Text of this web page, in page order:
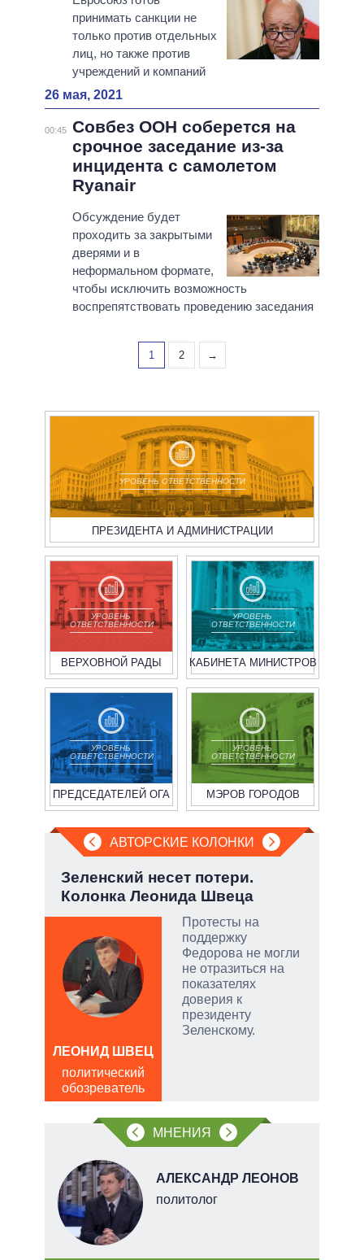
принимать санкции не
только против отдельных
лиц, но также против
учреждений и компаний
26 мая, 2021
00:45 Совбез ООН соберется на
срочное заседание из-за
инцидента с самолетом
Ryanair
Обсуждение будет
проходить за закрытыми
дверями и в
неформальном формате,
чтобы исключить возможность
воспрепятствовать проведению заседания
1 2 →
УРОВЕНЬ ОТВЕТСТВЕННОСТИ
ПРЕЗИДЕНТА И АДМИНИСТРАЦИИ
УРОВЕНЬ
ОТВЕТСТВЕННОСТИ
ВЕРХОВНОЙ РАДЫ
УРОВЕНЬ
ОТВЕТСТВЕННОСТИ
КАБИНЕТА МИНИСТРОВ
УРОВЕНЬ
ОТВЕТСТВЕННОСТИ
ПРЕДСЕДАТЕЛЕЙ ОГА
УРОВЕНЬ
ОТВЕТСТВЕННОСТИ
МЭРОВ ГОРОДОВ
АВТОРСКИЕ КОЛОНКИ
Зеленский несет потери.
Колонка Леонида Швеца
Протесты на
поддержку
Федорова не могли
не отразиться на
показателях
доверия к
президенту
Зеленскому.
ЛЕОНИД ШВЕЦ
политический
обозреватель
МНЕНИЯ
АЛЕКСАНДР ЛЕОНОВ
политолог